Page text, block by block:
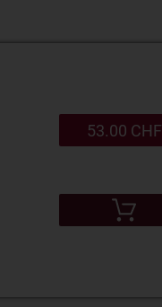
53.00 CHF